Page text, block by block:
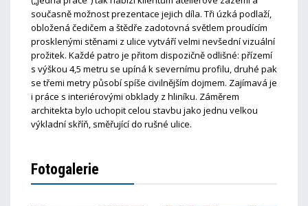
současně možnost prezentace jejich díla. Tři úzká podlaží,
obložená čedičem a štědře zadotovná světlem proudícím
prosklenými stěnami z ulice vytváří velmi nevšední vizuální
prožitek. Každé patro je přitom dispozičně odlišné: přízemí
s výškou 4,5 metru se upíná k severnímu profilu, druhé pak
se třemi metry působí spíše civilnějším dojmem. Zajímavá je
i práce s interiérovými obklady z hliníku. Záměrem
architekta bylo uchopit celou stavbu jako jednu velkou
výkladní skříň, směřující do rušné ulice.
Fotogalerie